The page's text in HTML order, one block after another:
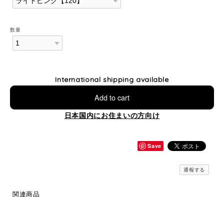
数量
International shipping available
Add to cart
日本国内にお住まいの方向け
Save
通報する
関連商品